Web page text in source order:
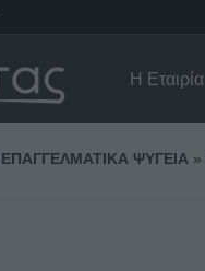
Η Εταιρία
ΕΠΑΓΓΕΛΜΑΤΙΚΑ ΨΥΓΕΙΑ»